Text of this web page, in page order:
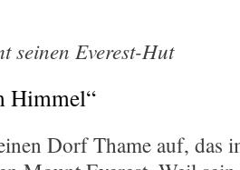
seinen Everest-Hut
Himmel“
Dorf Thame auf, das